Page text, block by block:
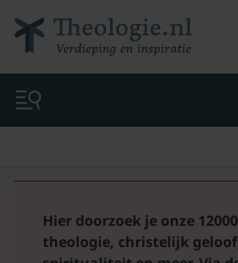
Hier doorzoek je onze
theologie, christelijk